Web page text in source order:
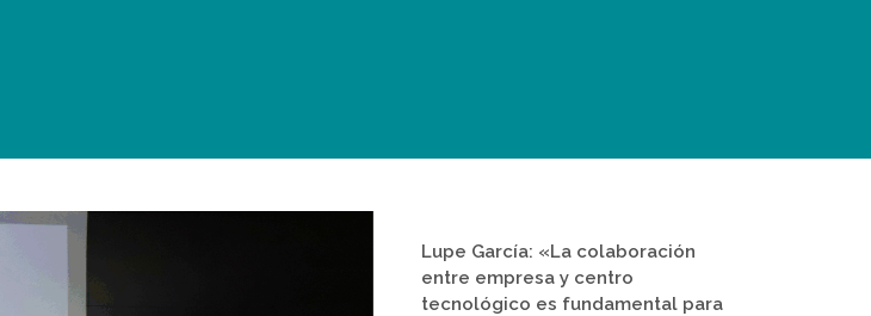
Lupe García: «La colaboración
entre empresa y centro
tecnológico es fundamental para